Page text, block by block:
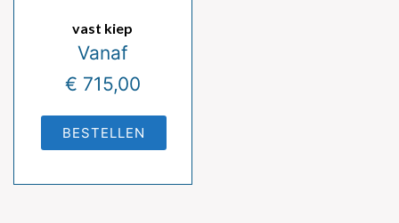
vast kiep
Vanaf
€ 715,00
BESTELLEN